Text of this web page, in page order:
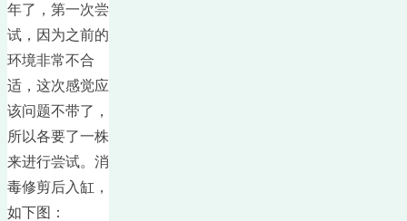
年了，第一次尝
试，因为之前的
环境非常不合
适，这次感觉应
该问题不带了，
所以各要了一株
来进行尝试。消
毒修剪后入缸，
如下图：